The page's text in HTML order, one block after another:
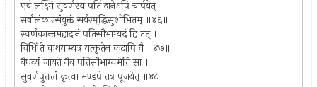
एवं लक्ष्मि सुवर्णस्य पतिं दानेऽपि चार्पयेत् ।
सर्वालंकारसंयुक्तं सर्वस्मृद्धिसुशोभितम् ॥४६॥
स्वर्णकान्तमहादानं पतिसौभाग्यदं हि तत् ।
विधिं ते कथयाम्यत्र यत्कृतेन कदापि वै ॥४७॥
वैधव्यं जायते नैव पतिसौभाग्यमेति सा ।
सुवर्णपुत्तलं कृत्वा मण्डपे तत्र पूजयेत् ॥४८॥